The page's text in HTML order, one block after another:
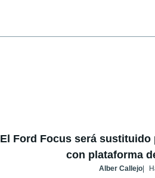
El Ford Focus será
con plataforma
Alber Callejo